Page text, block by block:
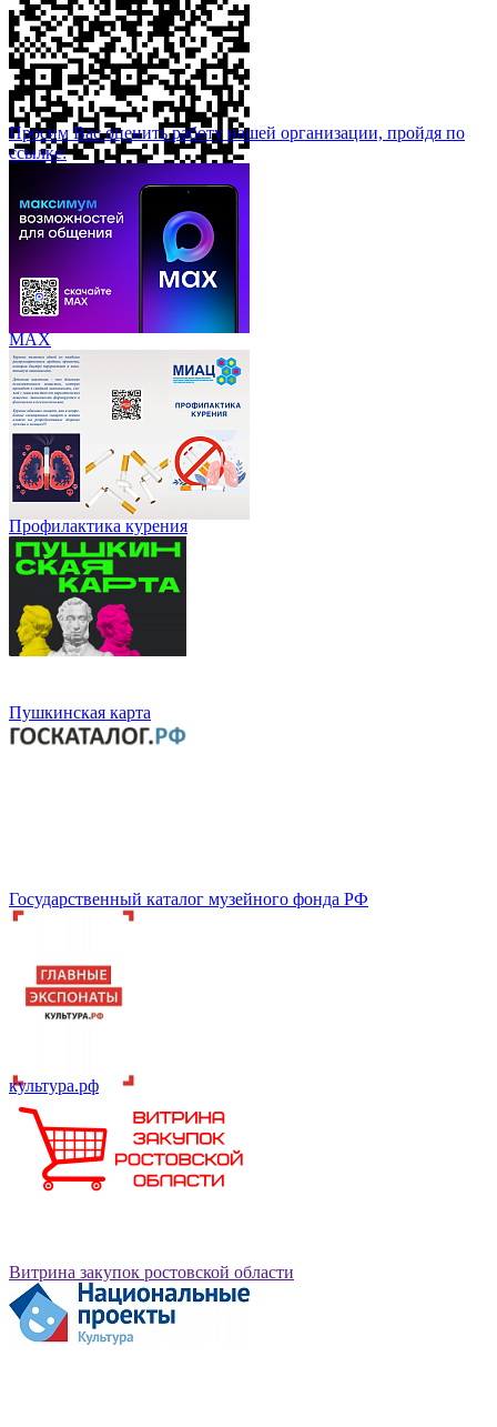
Просим Вас оценить работу нашей организации, пройдя по
ссылке:
МАХ
Профилактика курения
Пушкинская карта
Государственный каталог музейного фонда РФ
культура.рф
Витрина закупок ростовской области